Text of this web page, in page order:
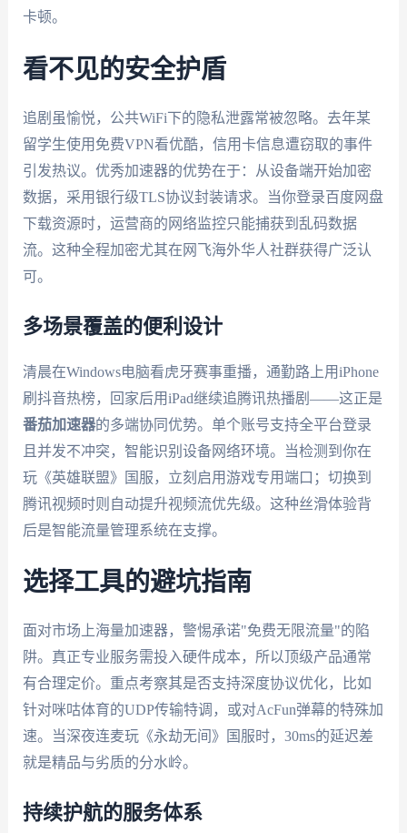
卡顿。
看不见的安全护盾
追剧虽愉悦，公共WiFi下的隐私泄露常被忽略。去年某
留学生使用免费VPN看优酷，信用卡信息遭窃取的事件
引发热议。优秀加速器的优势在于：从设备端开始加密
数据，采用银行级TLS协议封装请求。当你登录百度网盘
下载资源时，运营商的网络监控只能捕获到乱码数据
流。这种全程加密尤其在网飞海外华人社群获得广泛认
可。
多场景覆盖的便利设计
清晨在Windows电脑看虎牙赛事重播，通勤路上用iPhone
刷抖音热榜，回家后用iPad继续追腾讯热播剧——这正是
番茄加速器的多端协同优势。单个账号支持全平台登录
且并发不冲突，智能识别设备网络环境。当检测到你在
玩《英雄联盟》国服，立刻启用游戏专用端口；切换到
腾讯视频时则自动提升视频流优先级。这种丝滑体验背
后是智能流量管理系统在支撑。
选择工具的避坑指南
面对市场上海量加速器，警惕承诺"免费无限流量"的陷
阱。真正专业服务需投入硬件成本，所以顶级产品通常
有合理定价。重点考察其是否支持深度协议优化，比如
针对咪咕体育的UDP传输特调，或对AcFun弹幕的特殊加
速。当深夜连麦玩《永劫无间》国服时，30ms的延迟差
就是精品与劣质的分水岭。
持续护航的服务体系